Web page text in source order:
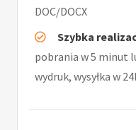
DOC/DOCX
Szybka
pobrania w 5 minut
wydruk, wysyłka w